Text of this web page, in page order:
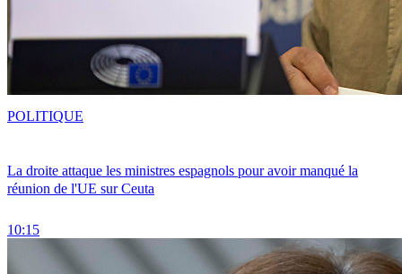
La droite attaque les ministres espagnols pour avoir manqué la
réunion de l'UE sur Ceuta
10:15
POLITIQUE